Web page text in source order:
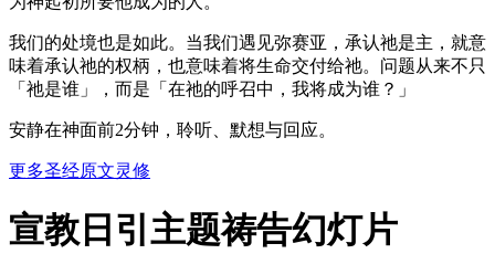
我们的处境也是如此。当我们遇见弥赛亚，承认祂是主，就意
味着承认祂的权柄，也意味着将生命交付给祂。问题从来不只
「祂是谁」，而是「在祂的呼召中，我将成为谁？」
安静在神面前2分钟，聆听、默想与回应。
更多圣经原文灵修
宣教日引 主题祷告幻灯片